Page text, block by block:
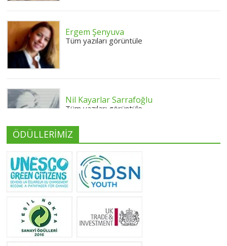
Ergem Şenyuva
Tüm yazıları görüntüle
Nil Kayarlar Sarrafoğlu
Tüm yazıları görüntüle
Yeliz Yılmaz
Tüm yazıları görüntüle
ÖDÜLLERİMİZ